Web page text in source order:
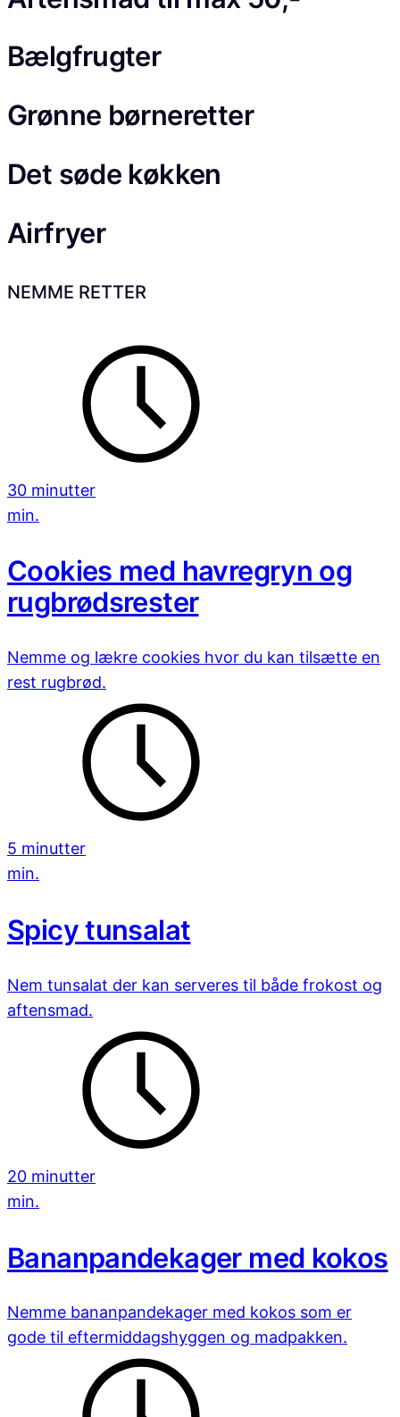
Bælgfrugter
Grønne børneretter
Det søde køkken
Airfryer
NEMME RETTER
30 minutter
min.
Cookies med havregryn og
rugbrødsrester
Nemme og lækre cookies hvor du kan tilsætte en
rest rugbrød.
5 minutter
min.
Spicy tunsalat
Nem tunsalat der kan serveres til både frokost og
aftensmad.
20 minutter
min.
Bananpandekager med kokos
Nemme bananpandekager med kokos som er
gode til eftermiddagshyggen og madpakken.